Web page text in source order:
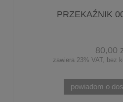
PRZEKAŹNIK
80,00
zawiera 23% VAT, bez
powiadom o